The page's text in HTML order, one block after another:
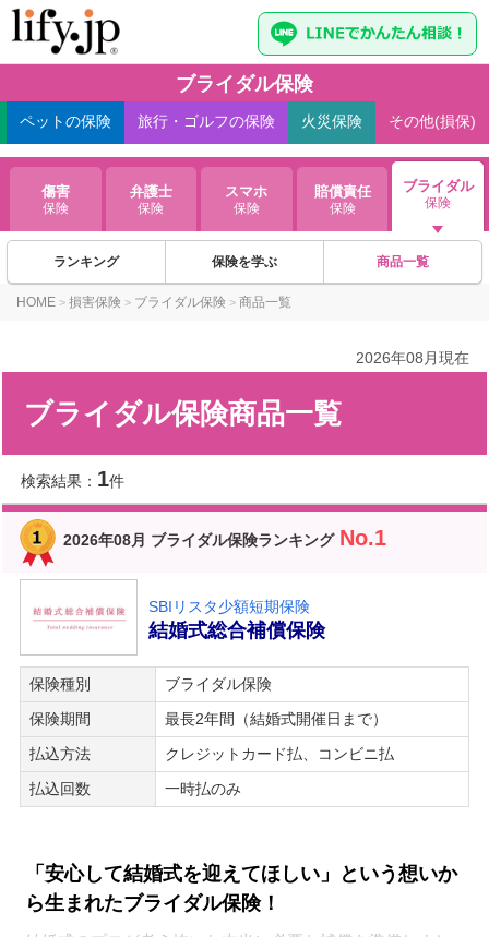
ペットの保険 旅行・ゴルフの保険 火災保険 その他(損保)
傷害
保険
弁護士
保険
スマホ
保険
賠償責任
保険
ブライダル
保険
ブライダル保険
ランキング 保険を学ぶ 商品一覧
HOME > 損害保険 > ブライダル保険 > 商品一覧
2026年08月現在
ブライダル保険商品一覧
検索結果： 1件
2026年08月 ブライダル保険ランキング No.1
SBIリスタ少額短期保険
結婚式総合補償保険
保険種別
ブライダル保険
保険期間
最長2年間（結婚式開催日まで）
払込方法
クレジットカード払、コンビニ払
払込回数
一時払のみ
「安心して結婚式を迎えてほしい」という想いか
ら生まれたブライダル保険！